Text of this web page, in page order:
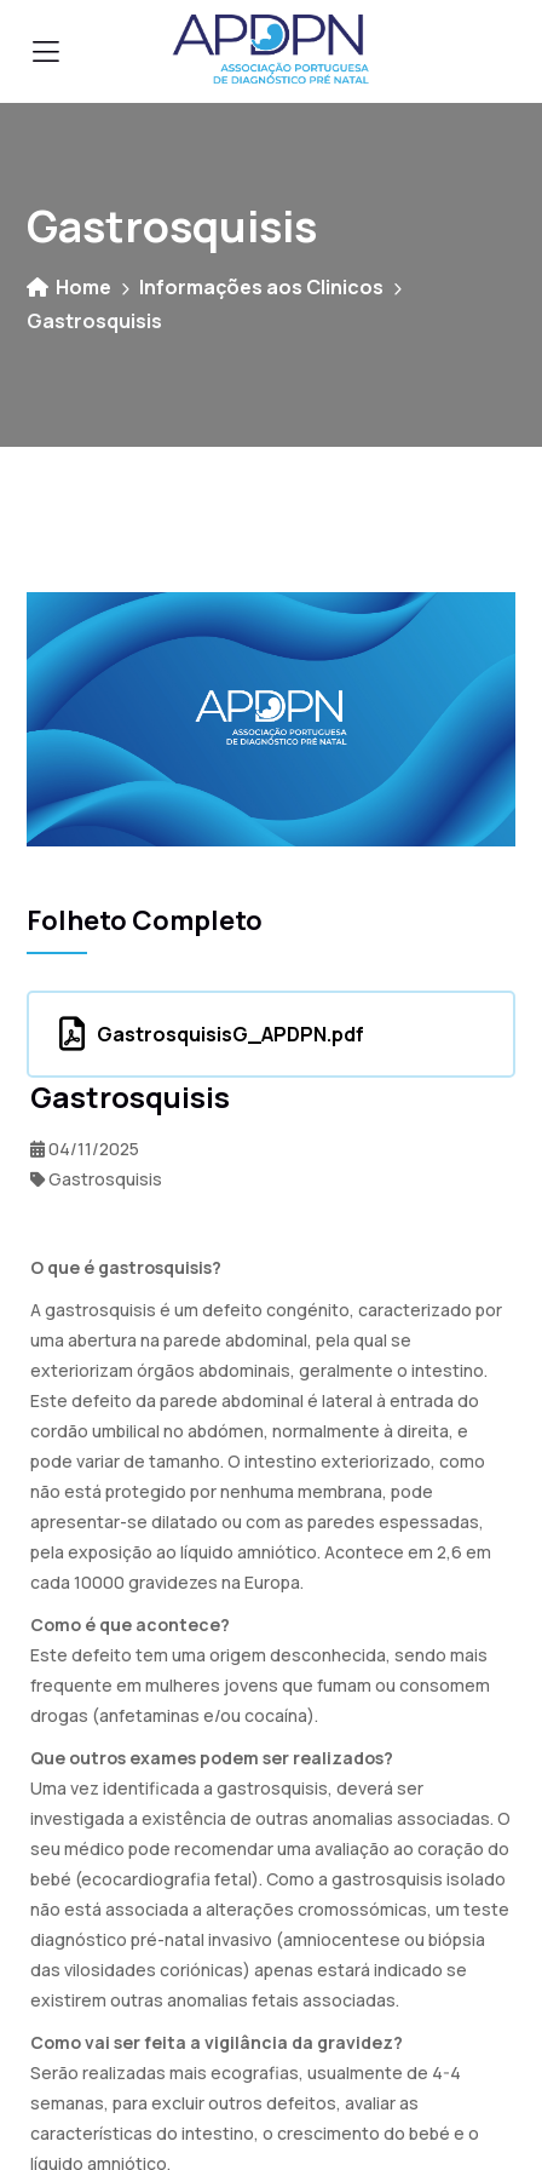
Gastrosquisis
Home
Informações aos Clinicos
Gastrosquisis
Folheto Completo
GastrosquisisG_APDPN.pdf
Gastrosquisis
04/11/2025
Gastrosquisis
O que é gastrosquisis?
A gastrosquisis é um defeito congénito, caracterizado por
uma abertura na parede abdominal, pela qual se
exteriorizam órgãos abdominais, geralmente o intestino.
Este defeito da parede abdominal é lateral à entrada do
cordão umbilical no abdómen, normalmente à direita, e
pode variar de tamanho. O intestino exteriorizado, como
não está protegido por nenhuma membrana, pode
apresentar-se dilatado ou com as paredes espessadas,
pela exposição ao líquido amniótico. Acontece em 2,6 em
cada 10000 gravidezes na Europa.
Como é que acontece?
Este defeito tem uma origem desconhecida, sendo mais
frequente em mulheres jovens que fumam ou consomem
drogas (anfetaminas e/ou cocaína).
Que outros exames podem ser realizados?
Uma vez identificada a gastrosquisis, deverá ser
investigada a existência de outras anomalias associadas. O
seu médico pode recomendar uma avaliação ao coração do
bebé (ecocardiografia fetal). Como a gastrosquisis isolado
não está associada a alterações cromossómicas, um teste
diagnóstico pré-natal invasivo (amniocentese ou biópsia
das vilosidades coriónicas) apenas estará indicado se
existirem outras anomalias fetais associadas.
Como vai ser feita a vigilância da gravidez?
Serão realizadas mais ecografias, usualmente de 4-4
semanas, para excluir outros defeitos, avaliar as
características do intestino, o crescimento do bebé e o
líquido amniótico.